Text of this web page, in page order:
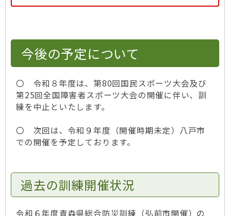
今後の予定について
〇 令和８年度は、第80回国民スポーツ大会及び
第25回全国障害者スポーツ大会の開催に伴い、訓
練を中止といたします。
〇 次回は、令和９年度（開催時期未定）八戸市
での開催を予定しております。
過去の訓練開催状況
令和６年度青森県総合防災訓練（弘前市開催）の